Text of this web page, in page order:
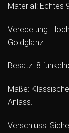
Material: Echtes
Veredelung:
Goldglanz.
Besatz: 8
Maße:
Anlass.
Verschluss: